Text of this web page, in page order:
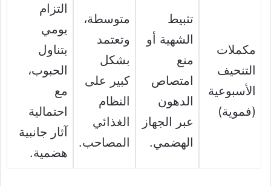
مكملات
التنحيف
الأسبوعية
(فموية)
تثبيط
الشهية أو
منع
امتصاص
الدهون
عبر الجهاز
الهضمي.
متوسطة،
وتعتمد
بشكل
كبير على
النظام
الغذائي
المصاحب.
التزام
يومي
بتناول
الحبوب،
مع
احتمالية
آثار جانبية
هضمية.